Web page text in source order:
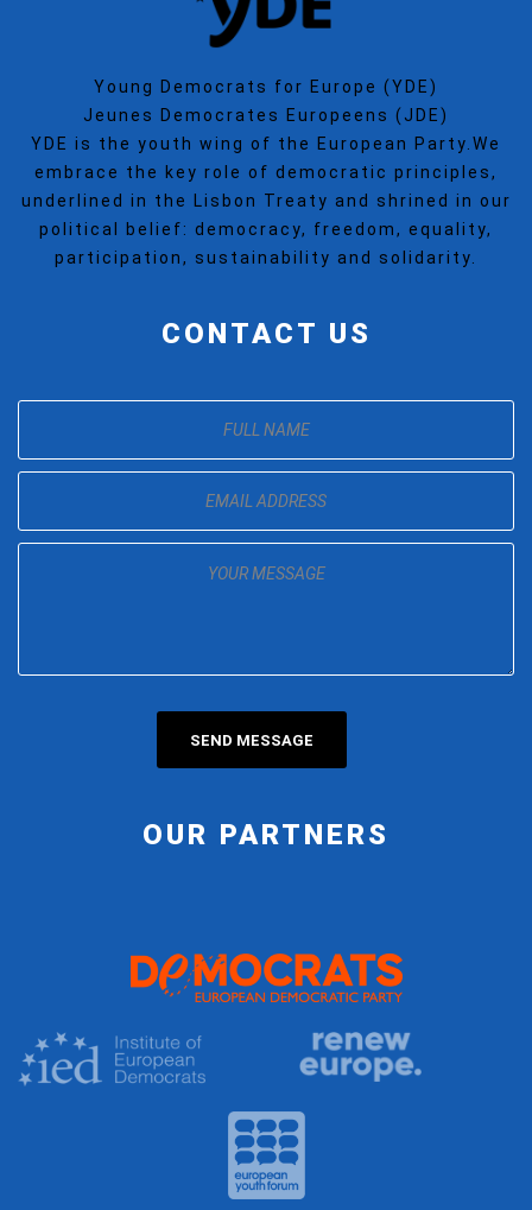
Young Democrats for Europe (YDE)
Jeunes Democrates Europeens (JDE)
YDE is the youth wing of the European Party.We
embrace the key role of democratic principles,
underlined in the Lisbon Treaty and shrined in our
political belief: democracy, freedom, equality,
participation, sustainability and solidarity.
CONTACT US
OUR PARTNERS